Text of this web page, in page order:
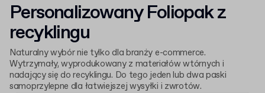
Personalizowany Foliopak z
recyklingu
Naturalny wybór nie tylko dla branży e-commerce.
Wytrzymały, wyprodukowany z materiałów wtórnych i
nadający się do recyklingu. Do tego jeden lub dwa paski
samoprzylepne dla łatwiejszej wysyłki i zwrotów.